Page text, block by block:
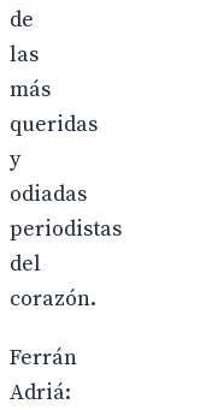
de
las
más
queridas
y
odiadas
periodistas
del
corazón.
Ferrán
Adriá: